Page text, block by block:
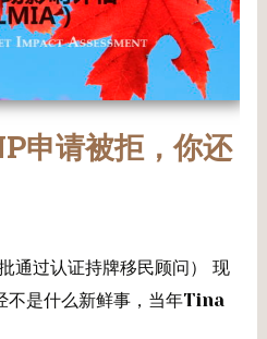
申请被拒，你还
通过认证持牌移民顾问） 现
不是什么新鲜事，当年Tina